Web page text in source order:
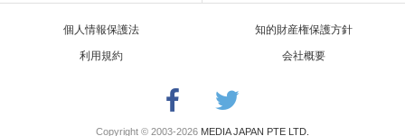
個人情報保護法 知的財産権保護方針
利用規約 会社概要
Copyright © 2003-2026 MEDIA JAPAN PTE LTD.